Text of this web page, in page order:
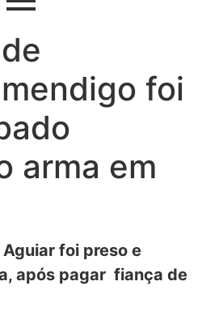
foi
arma em
foi preso e
após pagar fiança de